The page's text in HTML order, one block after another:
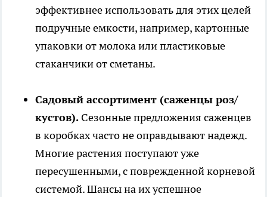
эффективнее использовать для этих целей
подручные емкости, например, картонные
упаковки от молока или пластиковые
стаканчики от сметаны.
Садовый ассортимент (саженцы роз/
кустов). Сезонные предложения саженцев
в коробках часто не оправдывают надежд.
Многие растения поступают уже
пересушенными, с поврежденной корневой
системой. Шансы на их успешное